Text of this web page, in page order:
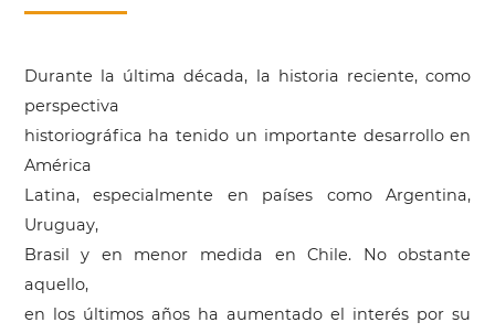
Durante la última década, la historia reciente, como
perspectiva
historiográfica ha tenido un importante desarrollo en
América
Latina, especialmente en países como Argentina,
Uruguay,
Brasil y en menor medida en Chile. No obstante
aquello,
en los últimos años ha aumentado el interés por su